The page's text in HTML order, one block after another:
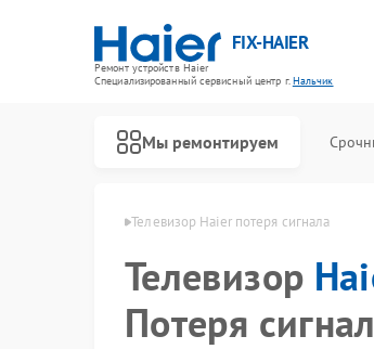
FIX-HAIER
Ремонт устройств Haier
Специализированный cервисный центр г.Нальчик
Мы ремонтируем
Haier в Нальчике Телевизор Haier потеря сигнала
Телевизор
Потеря